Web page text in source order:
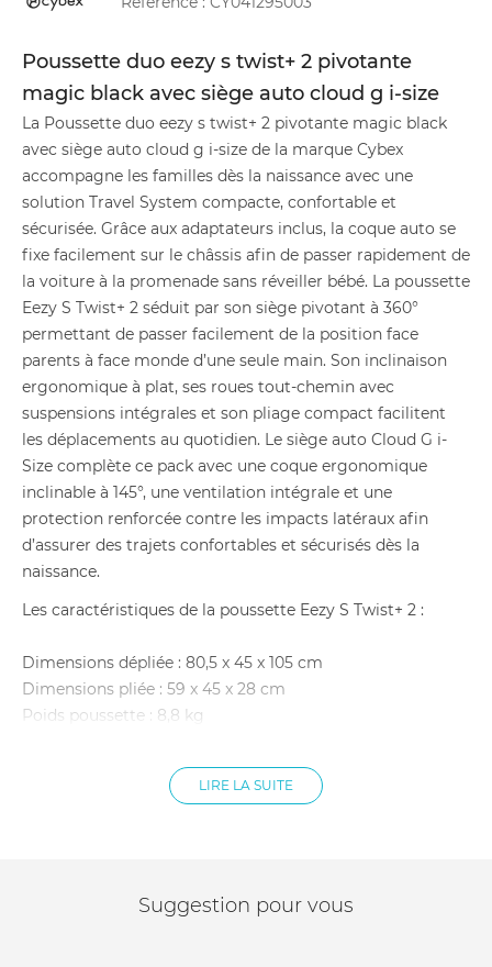
Poussette duo eezy s twist+ 2 pivotante
magic black avec siège auto cloud g i-size
La Poussette duo eezy s twist+ 2 pivotante magic black
avec siège auto cloud g i-size de la marque Cybex
accompagne les familles dès la naissance avec une
solution Travel System compacte, confortable et
sécurisée. Grâce aux adaptateurs inclus, la coque auto se
fixe facilement sur le châssis afin de passer rapidement de
la voiture à la promenade sans réveiller bébé. La poussette
Eezy S Twist+ 2 séduit par son siège pivotant à 360°
permettant de passer facilement de la position face
parents à face monde d’une seule main. Son inclinaison
ergonomique à plat, ses roues tout-chemin avec
suspensions intégrales et son pliage compact facilitent
les déplacements au quotidien. Le siège auto Cloud G i-
Size complète ce pack avec une coque ergonomique
inclinable à 145°, une ventilation intégrale et une
protection renforcée contre les impacts latéraux afin
d’assurer des trajets confortables et sécurisés dès la
naissance.
Les caractéristiques de la poussette Eezy S Twist+ 2 :
Dimensions dépliée : 80,5 x 45 x 105 cm
Dimensions pliée : 59 x 45 x 28 cm
Poids poussette : 8,8 kg
Poids maximal enfant face route : 22 kg
Poids maximal enfant face parents : 15 kg
Les caractéristiques du siège auto Cloud G i-Size :
LIRE LA SUITE
Suggestion pour vous